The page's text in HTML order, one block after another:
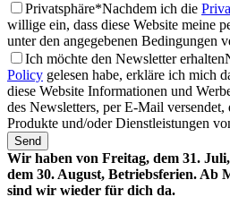
Privatsphäre*Nachdem ich die
willige ein, dass diese Website meine
unter den angegebenen Bedingungen
Ich möchte den Newsletter erhalten
Policy gelesen habe, erkläre ich mich
diese Website Informationen und
des Newsletters, per E-Mail
Produkte und/oder Dienstleistungen
Send
Wir haben von Freitag, dem 31.
dem 30. August, Betriebsferien. Ab
sind wir wieder für dich da.